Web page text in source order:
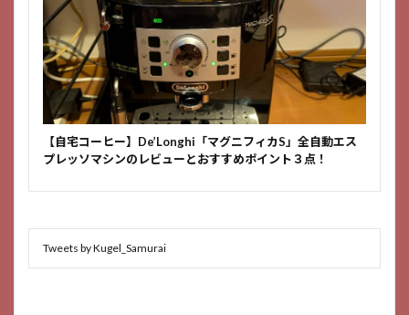
【自宅コーヒー】De’Longhi「マグニフィカS」全自動エス
プレッソマシンのレビューとおすすめポイント３点！
Tweets by Kugel_Samurai